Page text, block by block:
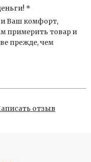
*
Ваш комфорт,
примерить товар и
прежде, чем
отзыв